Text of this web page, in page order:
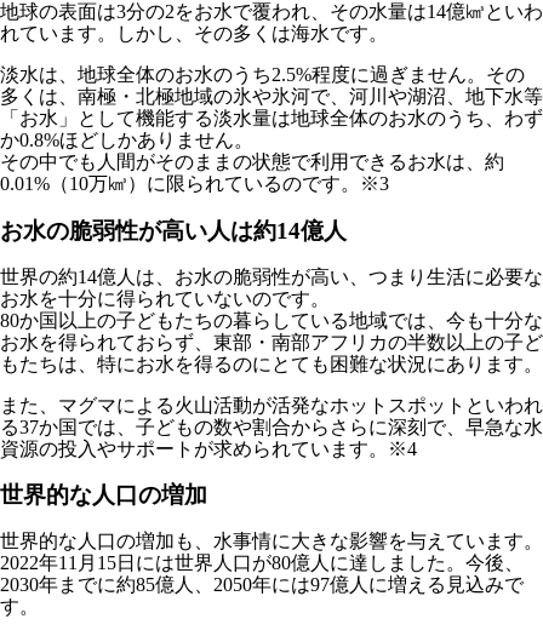
地球の表面は3分の2をお水で覆われ、その水量は14億㎦といわ
れています。しかし、その多くは海水です。
淡水は、地球全体のお水のうち2.5%程度に過ぎません。その
多くは、南極・北極地域の氷や氷河で、河川や湖沼、地下水等
「お水」として機能する淡水量は地球全体のお水のうち、わず
か0.8%ほどしかありません。
その中でも人間がそのままの状態で利用できるお水は、約
0.01%（10万㎦）に限られているのです。※3
お水の脆弱性が高い人は約14億人
世界の約14億人は、お水の脆弱性が高い、つまり生活に必要な
お水を十分に得られていないのです。
80か国以上の子どもたちの暮らしている地域では、今も十分な
お水を得られておらず、東部・南部アフリカの半数以上の子ど
もたちは、特にお水を得るのにとても困難な状況にあります。
また、マグマによる火山活動が活発なホットスポットといわれ
る37か国では、子どもの数や割合からさらに深刻で、早急な水
資源の投入やサポートが求められています。※4
世界的な人口の増加
世界的な人口の増加も、水事情に大きな影響を与えています。
2022年11月15日には世界人口が80億人に達しました。今後、
2030年までに約85億人、2050年には97億人に増える見込みで
す。